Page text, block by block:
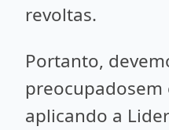
revoltas.
Portanto,
preocupadosem
aplicando a